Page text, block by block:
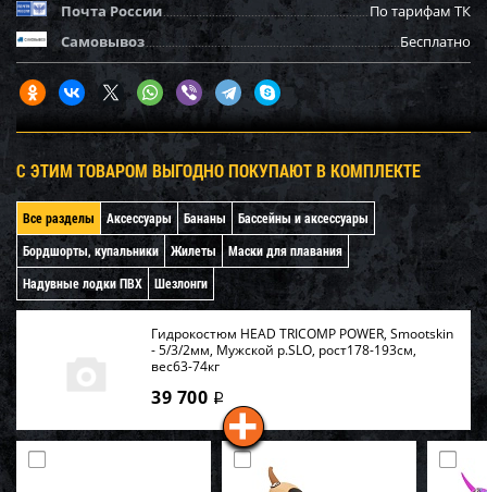
Почта России
По тарифам ТК
Самовывоз
Бесплатно
С ЭТИМ ТОВАРОМ ВЫГОДНО ПОКУПАЮТ В КОМПЛЕКТЕ
Все разделы Аксессуары Бананы
Бассейны и аксессуары
Бордшорты, купальники
Жилеты
Маски для плавания
Надувные лодки ПВХ
Шезлонги
Гидрокостюм HEAD TRICOMP POWER, Smootskin
- 5/3/2мм, Мужской р.SLO, рост178-193см,
вес63-74кг
39 700 i